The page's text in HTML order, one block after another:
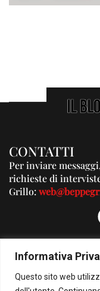
Informativa
Questo sito web
CONTATTI
Per inviare
richieste di
Grillo: